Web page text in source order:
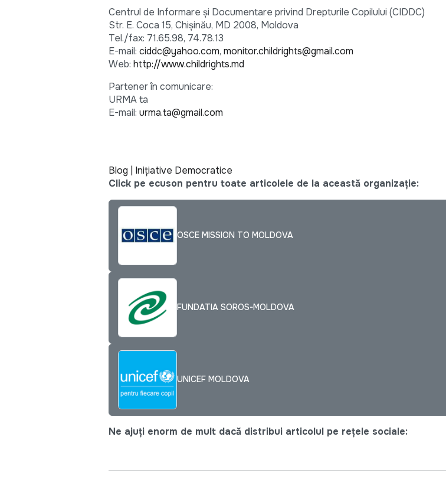
Centrul de Informare şi Documentare privind Drepturile Copilului (CIDDC)
Str. E. Coca 15, Chişinău, MD 2008, Moldova
Tel./fax: 71.65.98, 74.78.13
E-mail: ciddc@yahoo.com, monitor.childrights@gmail.com
Web: http://www.childrights.md
Partener în comunicare:
URMA ta
E-mail: urma.ta@gmail.com
Blog | Iniţiative Democratice
Click pe ecuson pentru toate articolele de la această organizație:
OSCE MISSION TO MOLDOVA
FUNDATIA SOROS-MOLDOVA
UNICEF MOLDOVA
Ne ajuți enorm de mult dacă distribui articolul pe rețele sociale: